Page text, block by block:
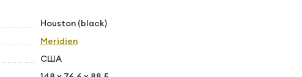
Houston (black)
Meridien
США